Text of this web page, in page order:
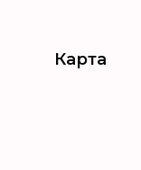
Карта